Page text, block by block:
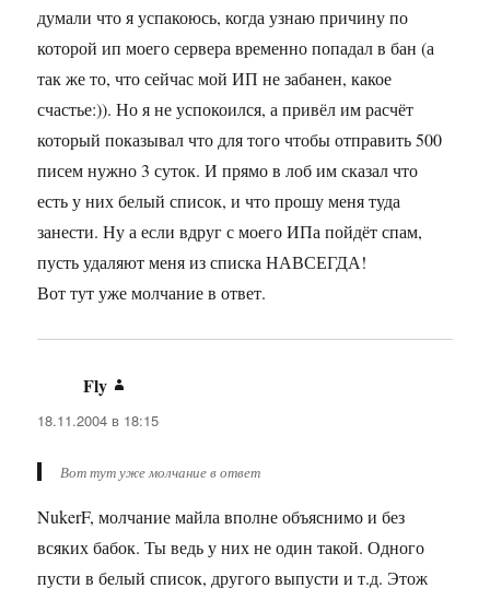
думали что я успакоюсь, когда узнаю причину по
которой ип моего сервера временно попадал в бан (а
так же то, что сейчас мой ИП не забанен, какое
счастье:)). Но я не успокоился, а привёл им расчёт
который показывал что для того чтобы отправить 500
писем нужно 3 суток. И прямо в лоб им сказал что
есть у них белый список, и что прошу меня туда
занести. Ну а если вдруг с моего ИПа пойдёт спам,
пусть удаляют меня из списка НАВСЕГДА!
Вот тут уже молчание в ответ.
Fly
18.11.2004 в 18:15
Вот тут уже молчание в ответ
NukerF, молчание майла вполне объяснимо и без
всяких бабок. Ты ведь у них не один такой. Одного
пусти в белый список, другого выпусти и т.д. Этож